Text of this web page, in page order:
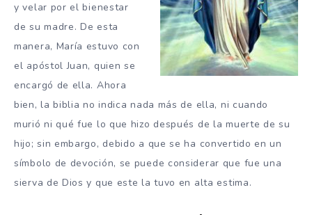
y velar por el bienestar
de su madre. De esta
manera, María estuvo con
el apóstol Juan, quien se
encargó de ella. Ahora
bien, la biblia no indica nada más de ella, ni cuando
murió ni qué fue lo que hizo después de la muerte de su
hijo; sin embargo, debido a que se ha convertido en un
símbolo de devoción, se puede considerar que fue una
sierva de Dios y que este la tuvo en alta estima.